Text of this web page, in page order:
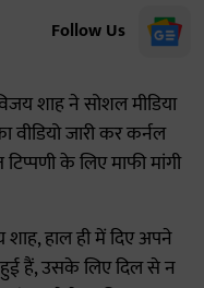
Follow Us
शाह ने सोशल मीडिया
जारी कर कर्नल
के लिए माफी मांगी
हाल ही में दिए अपने
हैं, उसके लिए दिल से न